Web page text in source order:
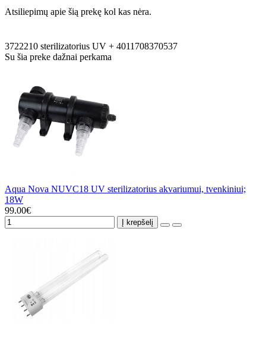
Atsiliepimų apie šią prekę kol kas nėra.
3722210 sterilizatorius UV + 4011708370537
Su šia preke dažnai perkama
Aqua Nova NUVC18 UV sterilizatorius akvariumui, tvenkiniui;
18W
99.00€
Į krepšelį